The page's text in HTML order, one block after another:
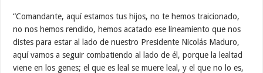
“Comandante, aquí estamos tus hijos, no te hemos traicionado,
no nos hemos rendido, hemos acatado ese lineamiento que nos
distes para estar al lado de nuestro Presidente Nicolás Maduro,
aquí vamos a seguir combatiendo al lado de él, porque la lealtad
viene en los genes; el que es leal se muere leal, y el que no lo es,